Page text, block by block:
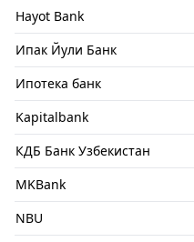
Hayot Bank
Ипак Йули Банк
Ипотека банк
Kapitalbank
КДБ Банк Узбекистан
MKBank
NBU